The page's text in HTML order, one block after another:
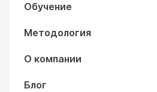
Обучение
Методология
О компании
Блог